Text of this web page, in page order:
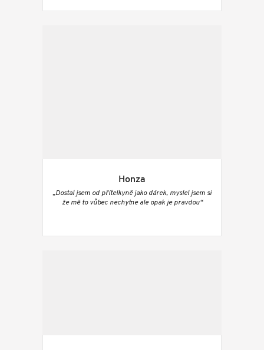
Honza
„Dostal jsem od přítelkyně jako dárek, myslel jsem si
že mě to vůbec nechytne ale opak je pravdou“